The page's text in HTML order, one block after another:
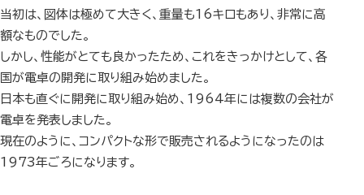
当初は、図体は極めて大きく、重量も16キロもあり、非常に高
額なものでした。
しかし、性能がとても良かったため、これをきっかけとして、各
国が電卓の開発に取り組み始めました。
日本も直ぐに開発に取り組み始め、1964年には複数の会社が
電卓を発表しました。
現在のように、コンパクトな形で販売されるようになったのは
1973年ごろになります。